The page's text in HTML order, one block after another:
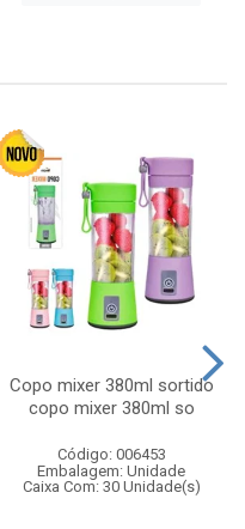
Copo mixer 380ml sortido
copo mixer 380ml so
Código: 006453
Embalagem: Unidade
Caixa Com: 30 Unidade(s)